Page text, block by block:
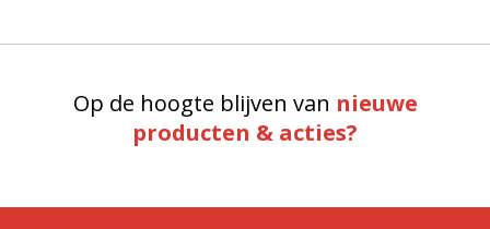
Op de hoogte blijven van nieuwe
producten & acties?